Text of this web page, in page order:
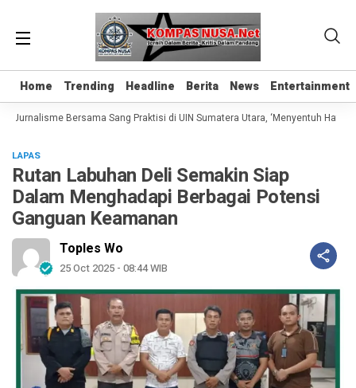
Home Trending Headline Berita News Entertainment
Home Trending Headline Berita News Entertainment
Bersama Sang Praktisi di UIN Sumatera Utara, ‘Menyentuh Hati
LAPAS
Rutan Labuhan Deli Semakin Siap
Dalam Menghadapi Berbagai Potensi
Ganguan Keamanan
Toples Wo
25 Oct 2025 - 08:44 WIB